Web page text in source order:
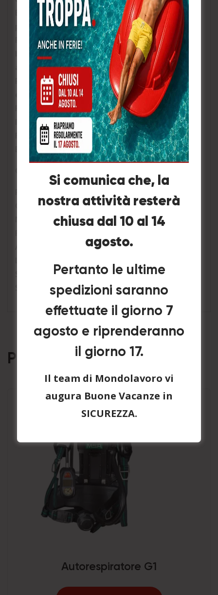
Estremamente leggero senza compromettere le
prestazioni
Progettato con EBT, rende il guanto
biodegradabile in discariche biologicamente
attive ed entro 1-5 anni
Protegge da una vasta gamma di rischi chimici
evitando le allergie al lattice di tipo I e tipo IV
Formulazione a elasticità ridotta per migliorare
l’indossatura e ridurre l’affaticamento
Facili da indossare e rimuovere
Effetto seconda pelle
Prodotto senza lattice, 100% nitrile
Qualità SHOWA: AQL 1.5
Non sterile
Spessore: 0,06 mm
Senza silicone
Prodotti correlati
Autorespiratore G1
Si comunica che, la
nostra attività resterà
chiusa dal 10 al 14
agosto.
Pertanto le ultime
spedizioni saranno
effettuate il giorno 7
agosto e riprenderanno
il giorno 17.
Il team di Mondolavoro vi
augura Buone Vacanze in
SICUREZZA.